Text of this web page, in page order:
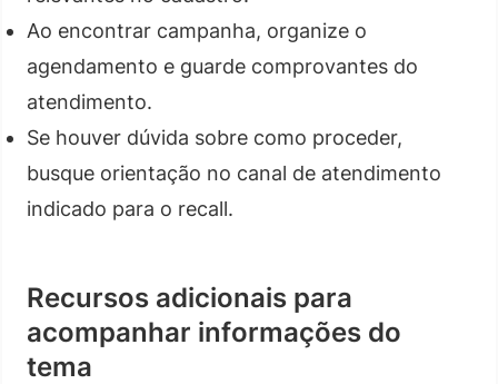
Ao encontrar campanha, organize o
agendamento e guarde comprovantes do
atendimento.
Se houver dúvida sobre como proceder,
busque orientação no canal de atendimento
indicado para o recall.
Recursos adicionais para
acompanhar informações do
tema